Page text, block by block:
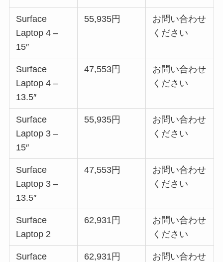
Surface
Laptop 4 –
15″
55,935円
お問い合わせ
ください
Surface
Laptop 4 –
13.5″
47,553円
お問い合わせ
ください
Surface
Laptop 3 –
15″
55,935円
お問い合わせ
ください
Surface
Laptop 3 –
13.5″
47,553円
お問い合わせ
ください
Surface
Laptop 2
62,931円
お問い合わせ
ください
Surface
62,931円
お問い合わせ